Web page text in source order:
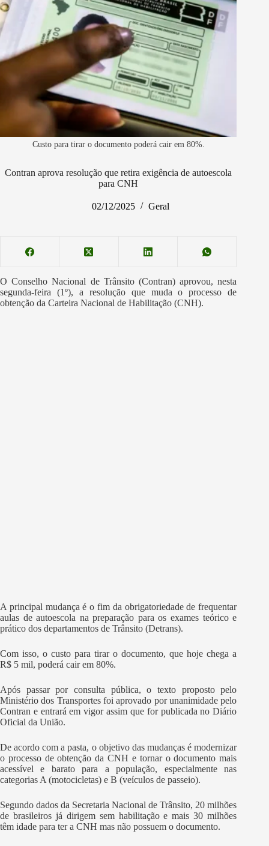
Custo para tirar o documento poderá cair em 80%.
Contran aprova resolução que retira exigência de autoescola
para CNH
02/12/2025 Geral
O Conselho Nacional de Trânsito (Contran) aprovou, nesta
segunda-feira (1º), a resolução que muda o processo de
obtenção da Carteira Nacional de Habilitação (CNH).
A principal mudança é o fim da obrigatoriedade de frequentar
aulas de autoescola na preparação para os exames teórico e
prático dos departamentos de Trânsito (Detrans).
Com isso, o custo para tirar o documento, que hoje chega a
R$ 5 mil, poderá cair em 80%.
Após passar por consulta pública, o texto proposto pelo
Ministério dos Transportes foi aprovado por unanimidade pelo
Contran e entrará em vigor assim que for publicada no Diário
Oficial da União.
De acordo com a pasta, o objetivo das mudanças é modernizar
o processo de obtenção da CNH e tornar o documento mais
acessível e barato para a população, especialmente nas
categorias A (motocicletas) e B (veículos de passeio).
Segundo dados da Secretaria Nacional de Trânsito, 20 milhões
de brasileiros já dirigem sem habilitação e mais 30 milhões
têm idade para ter a CNH mas não possuem o documento.